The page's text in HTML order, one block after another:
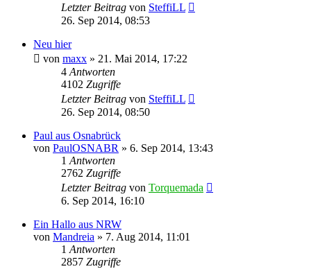
Letzter Beitrag von SteffiLL
26. Sep 2014, 08:53
Neu hier
von maxx » 21. Mai 2014, 17:22
4 Antworten
4102 Zugriffe
Letzter Beitrag von SteffiLL
26. Sep 2014, 08:50
Paul aus Osnabrück
von PaulOSNABR » 6. Sep 2014, 13:43
1 Antworten
2762 Zugriffe
Letzter Beitrag von Torquemada
6. Sep 2014, 16:10
Ein Hallo aus NRW
von Mandreia » 7. Aug 2014, 11:01
1 Antworten
2857 Zugriffe